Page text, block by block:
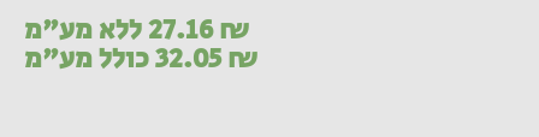
27.16₪ ללא מע"מ
32.05₪ כולל מע"מ